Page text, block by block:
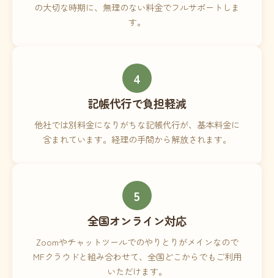
の大切な時期に、無理のない料金でフルサポートしま
す。
4
記帳代行で負担軽減
他社では別料金になりがちな記帳代行が、基本料金に
含まれています。経理の手間から解放されます。
5
全国オンライン対応
Zoomやチャットツールでのやりとりがメインなので
MFクラウドと組み合わせて、全国どこからでもご利用
いただけます。